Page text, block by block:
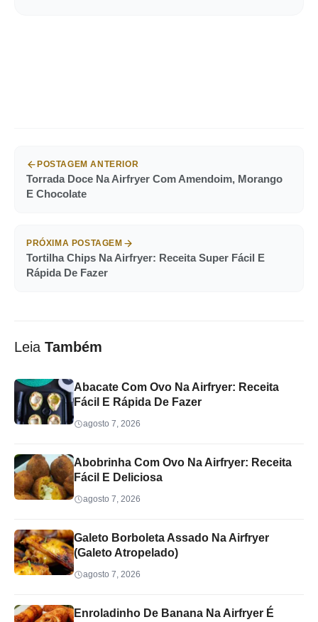
POSTAGEM ANTERIOR
Torrada Doce Na Airfryer Com Amendoim, Morango
E Chocolate
PRÓXIMA POSTAGEM
Tortilha Chips Na Airfryer: Receita Super Fácil E
Rápida De Fazer
Leia Também
Abacate Com Ovo Na Airfryer: Receita
Fácil E Rápida De Fazer
agosto 7, 2026
Abobrinha Com Ovo Na Airfryer: Receita
Fácil E Deliciosa
agosto 7, 2026
Galeto Borboleta Assado Na Airfryer
(Galeto Atropelado)
agosto 7, 2026
Enroladinho De Banana Na Airfryer É